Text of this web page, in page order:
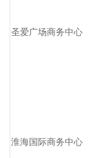
圣爱广场商务中心
淮海国际商务中心